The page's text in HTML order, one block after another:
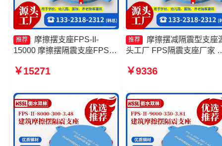
推荐
摩擦摆支座FPS-II-
15000 摩擦摆隔震支座FPSII-
座FPSII-10000-350-3.81厂家
400-3.81价格
￥15271
推荐
摩擦摆减隔震型支座
头工厂 FPS隔震支座厂家
家 摩擦摆隔震支座FPSII-
￥9336